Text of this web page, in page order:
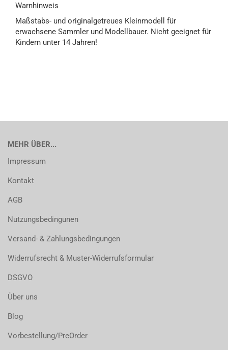
Warnhinweis
Maßstabs- und originalgetreues Kleinmodell für
erwachsene Sammler und Modellbauer. Nicht geeignet für
Kindern unter 14 Jahren!
MEHR ÜBER...
Impressum
Kontakt
AGB
Nutzungsbedingunen
Versand- & Zahlungsbedingungen
Widerrufsrecht & Muster-Widerrufsformular
DSGVO
Über uns
Blog
Vorbestellung/PreOrder